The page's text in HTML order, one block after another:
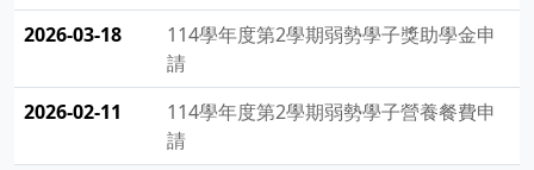
2026-03-18
114學年度第2學期弱勢學子獎助學金申
請
2026-02-11
114學年度第2學期弱勢學子營養餐費申
請